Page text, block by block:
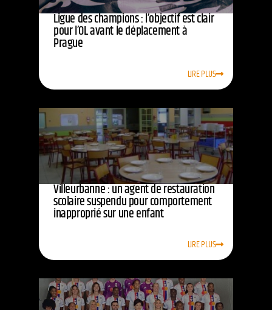
Ligue des champions : l’objectif est clair
pour l’OL avant le déplacement à
Prague
LIRE PLUS
Villeurbanne : un agent de restauration
scolaire suspendu pour comportement
inapproprié sur une enfant
LIRE PLUS